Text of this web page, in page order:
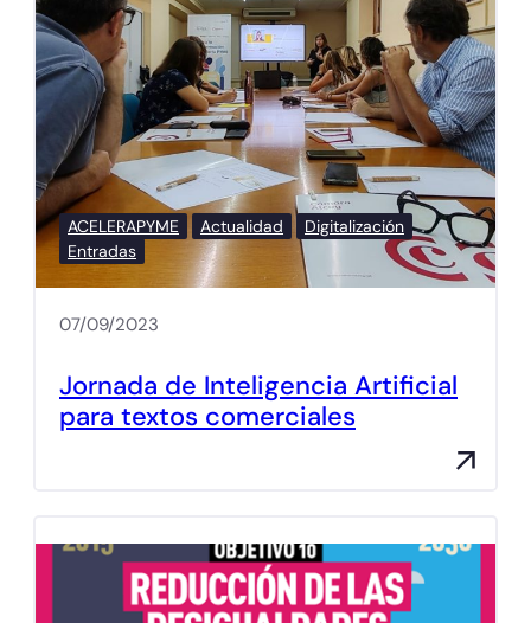
ACELERAPYME Actualidad
Digitalización
Entradas
07/09/2023
Jornada de Inteligencia Artificial
para textos comerciales